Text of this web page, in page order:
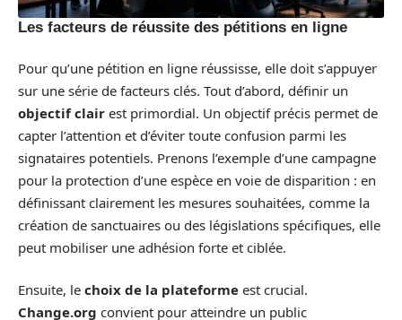
Les facteurs de réussite des pétitions en ligne
Pour qu’une pétition en ligne réussisse, elle doit s’appuyer
sur une série de facteurs clés. Tout d’abord, définir un
objectif clair est primordial. Un objectif précis permet de
capter l’attention et d’éviter toute confusion parmi les
signataires potentiels. Prenons l’exemple d’une campagne
pour la protection d’une espèce en voie de disparition : en
définissant clairement les mesures souhaitées, comme la
création de sanctuaires ou des législations spécifiques, elle
peut mobiliser une adhésion forte et ciblée.
Ensuite, le choix de la plateforme est crucial.
Change.org convient pour atteindre un public